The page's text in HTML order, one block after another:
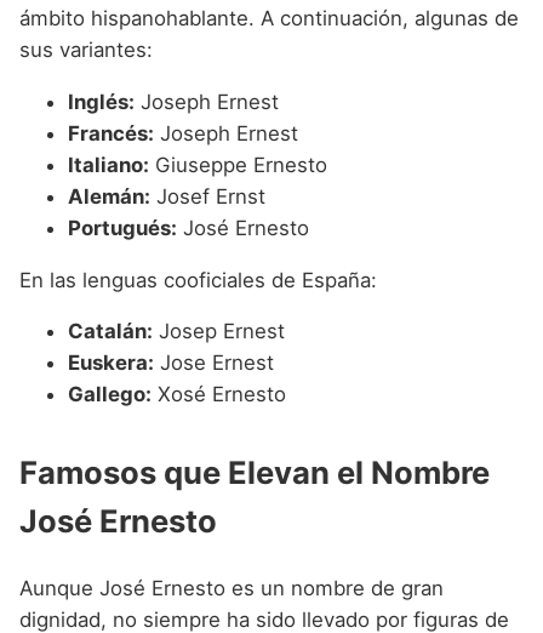
ámbito hispanohablante. A continuación, algunas de
sus variantes:
Inglés: Joseph Ernest
Francés: Joseph Ernest
Italiano: Giuseppe Ernesto
Alemán: Josef Ernst
Portugués: José Ernesto
En las lenguas cooficiales de España:
Catalán: Josep Ernest
Euskera: Jose Ernest
Gallego: Xosé Ernesto
Famosos que Elevan el Nombre
José Ernesto
Aunque José Ernesto es un nombre de gran
dignidad, no siempre ha sido llevado por figuras de